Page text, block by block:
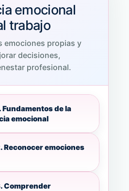
emocional
trabajo
emociones propias y
decisiones,
profesional.
Fundamentos de la
emocional
Reconocer emociones
Comprender